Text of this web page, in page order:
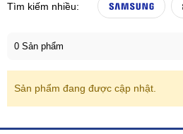
Tìm kiếm nhiều:
0 Sản phẩm
Sản phẩm đang được cập nhật.